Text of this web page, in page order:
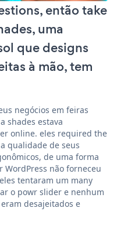
então take
uma
que designs
à mão, tem
negócios em feiras
shades estava
online. eles required the
qualidade de seus
de uma forma
não forneceu
tentaram um many
o powr slider e nenhum
desajeitados e